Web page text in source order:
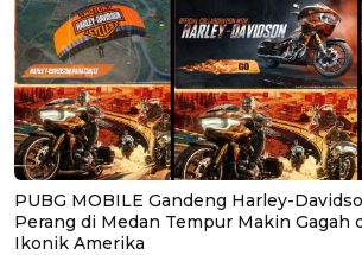
PUBG MOBILE Gandeng Harley-
Perang di Medan Tempur Makin Gagah
Ikonik Amerika